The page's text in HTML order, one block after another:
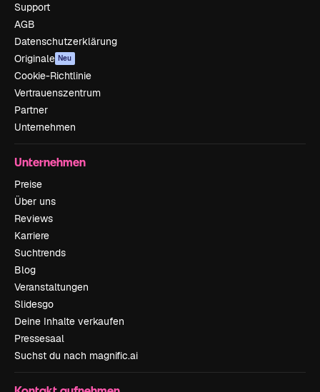
Support
AGB
Datenschutzerklärung
Originale Neu
Cookie-Richtlinie
Vertrauenszentrum
Partner
Unternehmen
Unternehmen
Preise
Über uns
Reviews
Karriere
Suchtrends
Blog
Veranstaltungen
Slidesgo
Deine Inhalte verkaufen
Pressesaal
Suchst du nach magnific.ai